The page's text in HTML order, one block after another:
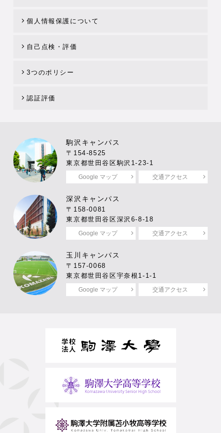
個人情報保護について
自己点検・評価
3つのポリシー
認証評価
駒沢キャンパス
〒154-8525
東京都世田谷区駒沢1-23-1
Google マップ 交通アクセス
深沢キャンパス
〒158-0081
東京都世田谷区深沢6-8-18
Google マップ 交通アクセス
玉川キャンパス
〒157-0068
東京都世田谷区宇奈根1-1-1
Google マップ 交通アクセス